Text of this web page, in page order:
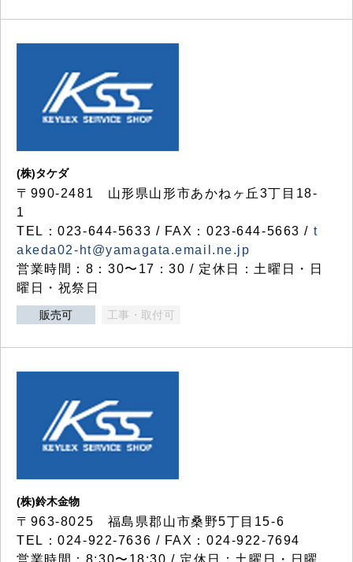
(株)タケダ
〒990-2481 山形県山形市あかねヶ丘3丁目18-
1
TEL：023-644-5633 / FAX：023-644-5663 / t
akeda02-ht@yamagata.email.ne.jp
営業時間：8：30〜17：30 / 定休日：土曜日・日
曜日・祝祭日
販売可 工事・取付可
(株)鈴木金物
〒963-8025 福島県郡山市桑野5丁目15-6
TEL：024-922-7636 / FAX：024-922-7694
営業時間：8:30〜18:30 / 定休日：土曜日・日曜